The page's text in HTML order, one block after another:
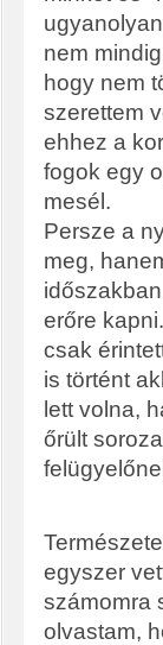
nem
hogy nem
szerettem
ehhez a
fogok egy
mesél.
Persze a
meg,
erőre
csak
is történt
lett volna,
őrült
egyszer
számomra
olvastam,